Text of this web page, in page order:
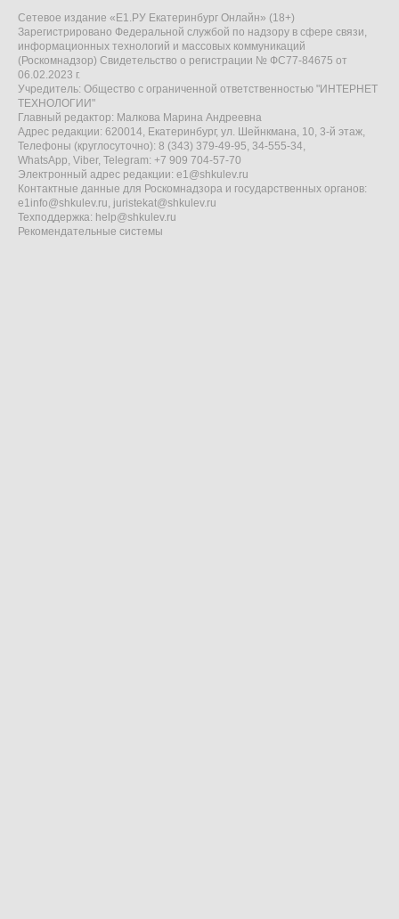
Сетевое издание «Е1.РУ Екатеринбург Онлайн» (18+)
Зарегистрировано Федеральной службой по надзору в сфере связи,
информационных технологий и массовых коммуникаций
(Роскомнадзор) Свидетельство о регистрации № ФС77-84675 от
06.02.2023 г.
Учредитель: Общество с ограниченной ответственностью "ИНТЕРНЕТ
ТЕХНОЛОГИИ"
Главный редактор: Малкова Марина Андреевна
Адрес редакции: 620014, Екатеринбург, ул. Шейнкмана, 10, 3-й этаж,
Телефоны (круглосуточно): 8 (343) 379-49-95, 34-555-34,
WhatsApp, Viber, Telegram: +7 909 704-57-70
Электронный адрес редакции: e1@shkulev.ru
Контактные данные для Роскомнадзора и государственных органов:
e1info@shkulev.ru, juristekat@shkulev.ru
Техподдержка: help@shkulev.ru
Рекомендательные системы